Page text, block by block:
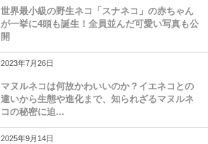
世界最小級の野生ネコ「スナネコ」の赤ちゃん
が一挙に4頭も誕生！全員並んだ可愛い写真も公
開
2023年7月26日
マヌルネコは何故かわいいのか？イエネコとの
違いから生態や進化まで、知られざるマヌルネ
コの秘密に迫...
2025年9月14日